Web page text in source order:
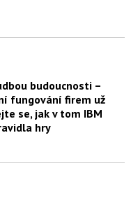
budoucnosti –
fungování firem už
se, jak v tom IBM
hry